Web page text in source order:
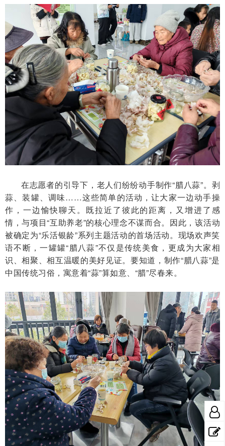
在志愿者的引导下，老人们纷纷动手制作“腊八蒜”。剥
蒜、装罐、调味……这些简单的活动，让大家一边动手操
作，一边愉快聊天。 既拉近了彼此的距离 ， 又增进了感
情，与项目“互助养老”的核心理念不谋而合。因此，该活动
被确定为“乐活银龄”系列主题活动的首场活动。现场欢声笑
语不断，一罐罐“腊八蒜”不仅是传统美食，更成为大家相
识、相聚、相互温暖的美好见证。要知道，制作“腊八蒜”是
中国传统习俗，寓意着“蒜”算如意、“腊”尽春来。